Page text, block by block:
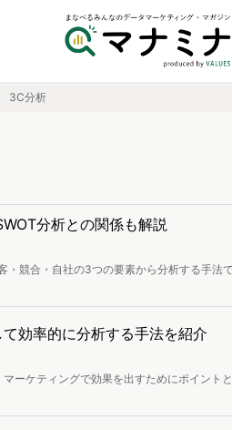
3C分析
分析との関係も解説
競合・自社の3つの要素から分析する手法
を打ち出せるようになります。 本記事では、3C分析
さい。
効率的に分析する手法を紹介
ーケティングで効果を出すためにポイント
テンプレート、競合分析のまとめ方や活用